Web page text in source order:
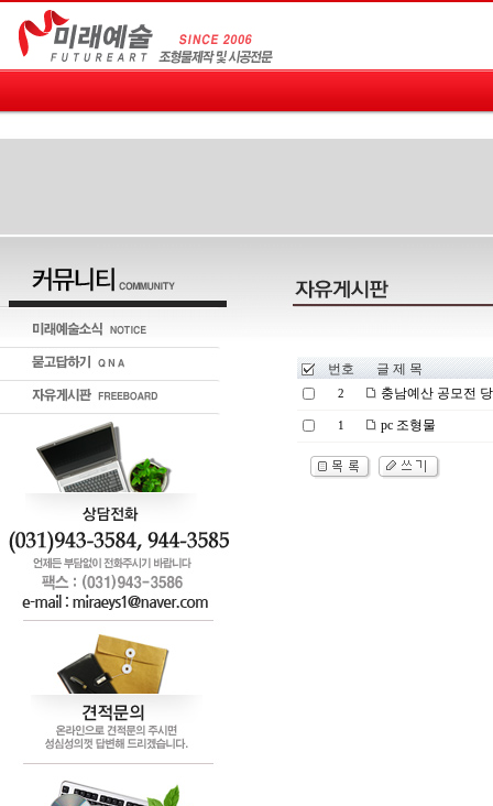
번호 글 제 목
2 충남예산 공모전
1 pc 조형물